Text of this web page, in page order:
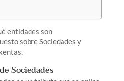
entidades son
sobre Sociedades y
Sociedades